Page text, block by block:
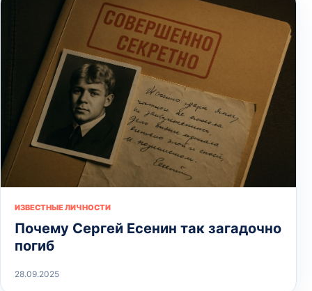
ИЗВЕСТНЫЕ ЛИЧНОСТИ
Почему Сергей Есенин так загадочно
погиб
28.09.2025